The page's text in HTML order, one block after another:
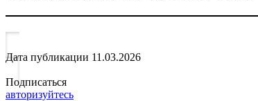
Дата публикации 11.03.2026
Подписаться
авторизуйтесь